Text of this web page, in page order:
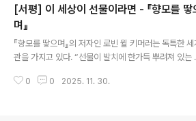
일에 비하면, 자신이 하는 것은 너무 ‘작은’일이라는 것
다. 그러나 ‘큰’ 일을 한다는 작가가 오히려 식물을 기르는
것은 원대한 일이라고 치켜세웠다. 식물을 기르는 것은
명을 잇는 일이며, 그것이 바로 한국문학이 탐구하는 진
그 자체라는 것이다. 세상을 구하는 식물에 대한 SF소설
물을 기르는 것이 문학과 이어져 있다는 말에서 세상을
[서평] 이 세상이 선물이라면 - 『향모를 땋
며』
『향모를 땋으며』의 저자인 로빈 윌 키머러는 독특한 세
관을 가지고 있다. “선물이 발치에 한가득 뿌려져 있는
가득 펼쳐져 있다는 생각은 어디에서 나오는 걸까. 가진
0 0 2025. 11. 30.